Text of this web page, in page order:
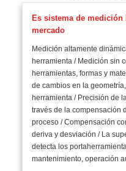
Es sistema de medición
mercado
Medición altamente
herramienta / Medición sin
herramientas, formas y
de cambios en la
herramienta / Precisión de
través de la compensación
proceso / Compensación
deriva y desviación / La
detecta los
mantenimiento, operación